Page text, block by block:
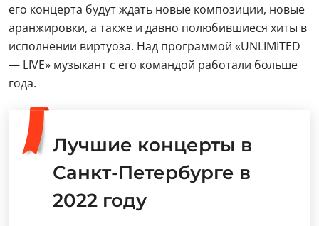
его концерта будут ждать новые композиции, новые
аранжировки, а также и давно полюбившиеся хиты в
исполнении виртуоза. Над программой «UNLIMITED
— LIVE» музыкант с его командой работали больше
года.
Лучшие концерты в
Санкт-Петербурге в
2022 году